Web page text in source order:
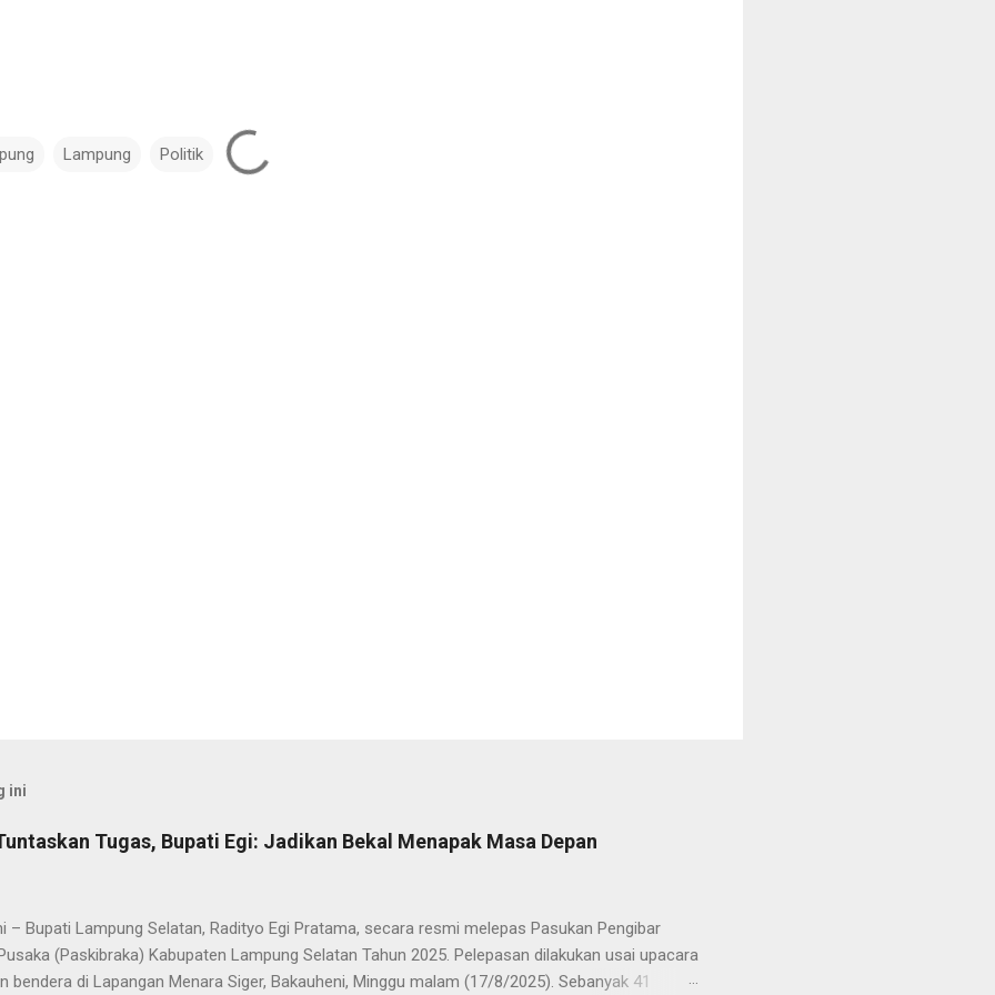
Lampung Politik
ini
Tugas, Bupati Egi: Jadikan Bekal Menapak Masa Depan
– Bupati Lampung Selatan, Radityo Egi Pratama, secara resmi melepas Pasukan Pengibar
(Paskibraka) Kabupaten Lampung Selatan Tahun 2025. Pelepasan dilakukan usai upacara
bendera di Lapangan Menara Siger, Bakauheni, Minggu malam (17/8/2025). Sebanyak 41